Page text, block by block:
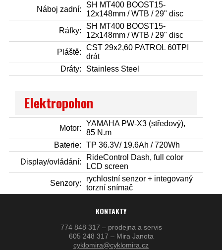
Náboj zadní:
SH MT400 BOOST15-
12x148mm / WTB / 29" disc
Ráfky:
SH MT400 BOOST15-
12x148mm / WTB / 29" disc
Pláště:
CST 29x2,60 PATROL 60TPI
drát
Dráty:
Stainless Steel
Elektropohon
Motor:
YAMAHA PW-X3 (středový),
85 N.m
Baterie:
TP 36.3V/ 19.6Ah / 720Wh
Display/ovládání:
RideControl Dash, full color
LCD screen
Senzory:
rychlostní senzor + integovaný
torzní snímač
KONTAKTY
774 848 317 – prodejna a servis
605 248 317 – Mira Janota
cyklomira@cyklomira.cz